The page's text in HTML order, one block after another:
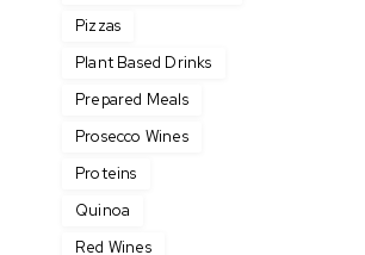
Pizzas
Plant Based Drinks
Prepared Meals
Prosecco Wines
Proteins
Quinoa
Red Wines